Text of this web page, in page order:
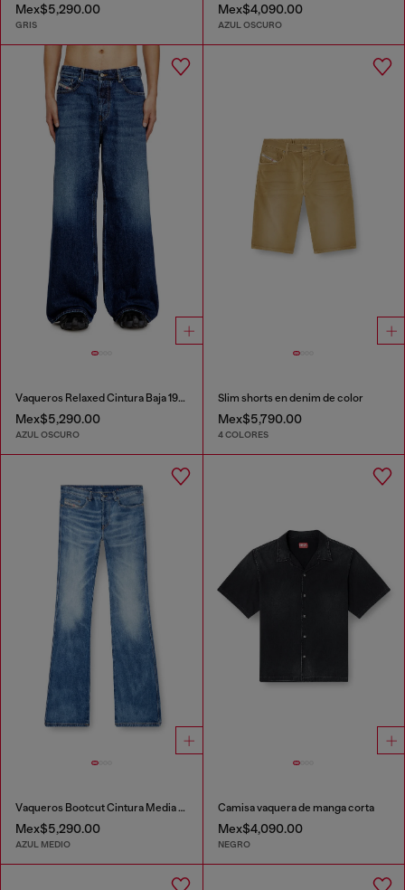
Mex$5,290.00
GRIS
Mex$4,090.00
AZUL OSCURO
Vaqueros Relaxed Cintura Baja 1996 D-Sire
Mex$5,290.00
AZUL OSCURO
Slim shorts en denim de color
Mex$5,790.00
4 COLORES
Vaqueros Bootcut Cintura Media 1998 D-Buck
Mex$5,290.00
AZUL MEDIO
Camisa vaquera de manga corta
Mex$4,090.00
NEGRO